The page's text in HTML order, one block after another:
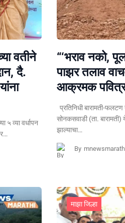
वतीने
दै.
५ व्या वर्धापन
“‘भराव नको,
पाझर तलाव
आक्रमक
प्रतिनिधी बारामती-फलटण
सोनकसवाडी (ता. बारामती)
झाल्याचा…
By
माझा जिल्हा